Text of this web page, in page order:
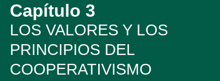
Capítulo 3
LOS VALORES Y LOS
PRINCIPIOS DEL
COOPERATIVISMO